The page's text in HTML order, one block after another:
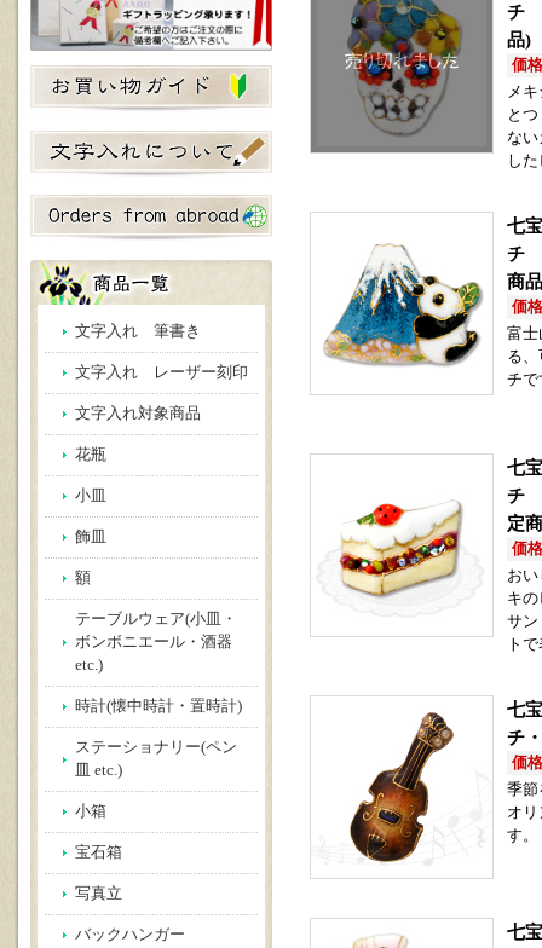
文字入れ 筆書き
文字入れ レーザー刻印
文字入れ対象商品
花瓶
小皿
飾皿
額
テーブルウェア(小皿・
ボンボニエール・酒器
etc.)
時計(懐中時計・置時計)
ステーショナリー(ペン
皿 etc.)
小箱
宝石箱
写真立
バックハンガー
チ
品)
価
メ
と
ない
し
七
チ
商
価
富士
る
チで
七
チ
定
価
お
キ
サン
ト
七
チ
価
季節
オ
す。
七